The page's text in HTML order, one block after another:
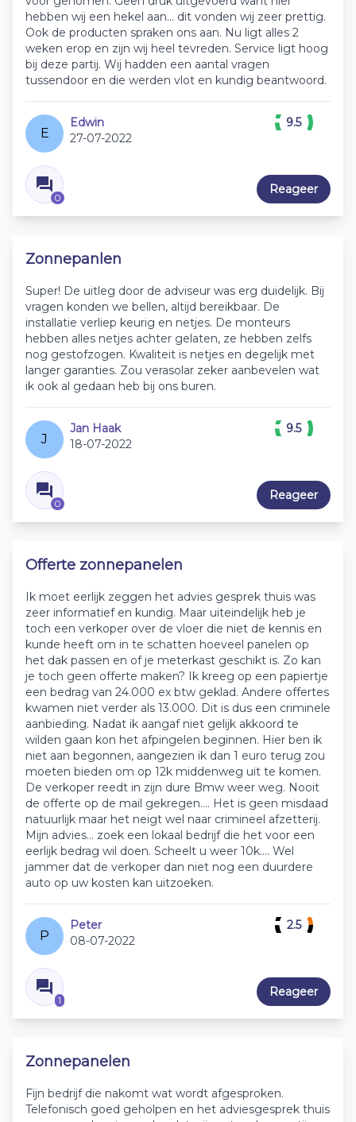
hebben wij een hekel aan… dit vonden wij zeer prettig.
Ook de producten spraken ons aan. Nu ligt alles 2
weken erop en zijn wij heel tevreden. Service ligt hoog
bij deze partij. Wij hadden een aantal vragen
tussendoor en die werden vlot en kundig beantwoord.
E
Edwin
27-07-2022
0
9.5
Reageer
Zonnepanlen
Super! De uitleg door de adviseur was erg duidelijk. Bij
vragen konden we bellen, altijd bereikbaar. De
installatie verliep keurig en netjes. De monteurs
hebben alles netjes achter gelaten, ze hebben zelfs
nog gestofzogen. Kwaliteit is netjes en degelijk met
langer garanties. Zou verasolar zeker aanbevelen wat
ik ook al gedaan heb bij ons buren.
J
Jan Haak
18-07-2022
0
9.5
Reageer
Offerte zonnepanelen
Ik moet eerlijk zeggen het advies gesprek thuis was
zeer informatief en kundig. Maar uiteindelijk heb je
toch een verkoper over de vloer die niet de kennis en
kunde heeft om in te schatten hoeveel panelen op
het dak passen en of je meterkast geschikt is. Zo kan
je toch geen offerte maken? Ik kreeg op een papiertje
een bedrag van 24.000 ex btw geklad. Andere offertes
kwamen niet verder als 13.000. Dit is dus een criminele
aanbieding. Nadat ik aangaf niet gelijk akkoord te
wilden gaan kon het afpingelen beginnen. Hier ben ik
niet aan begonnen, aangezien ik dan 1 euro terug zou
moeten bieden om op 12k middenweg uit te komen.
De verkoper reedt in zijn dure Bmw weer weg. Nooit
de offerte op de mail gekregen…. Het is geen misdaad
natuurlijk maar het neigt wel naar crimineel afzetterij.
Mijn advies… zoek een lokaal bedrijf die het voor een
eerlijk bedrag wil doen. Scheelt u weer 10k…. Wel
jammer dat de verkoper dan niet nog een duurdere
auto op uw kosten kan uitzoeken.
P
Peter
08-07-2022
1
2.5
Reageer
Zonnepanelen
Fijn bedrijf die nakomt wat wordt afgesproken.
Telefonisch goed geholpen en het adviesgesprek thuis